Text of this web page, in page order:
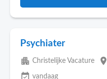
Psychiater
apartment Christelijke Vacature place
event_available vandaag